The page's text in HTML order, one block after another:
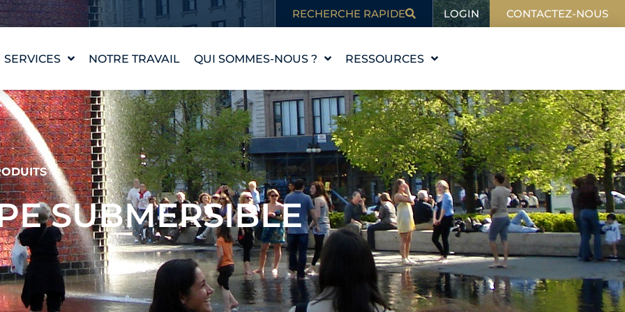
RECHERCHE RAPIDE LOGIN CONTACTEZ-NOUS
SERVICES
CONCEPTION D'UNE
PIÈCE D'EAU
WATERLAB™
ASSISTANCE
TECHNIQUE ET
PRODUITS
NOTRE TRAVAIL QUI SOMMES-NOUS ?
NOTRE HISTOIRE
NOS VALEURS
RENCONTRER
L'ÉQUIPE
CARRIÈRES
RESSOURCES
L'ÉDUCATION
BLOG
DANS L'ACTUALITÉ
SUBMERSIBLE